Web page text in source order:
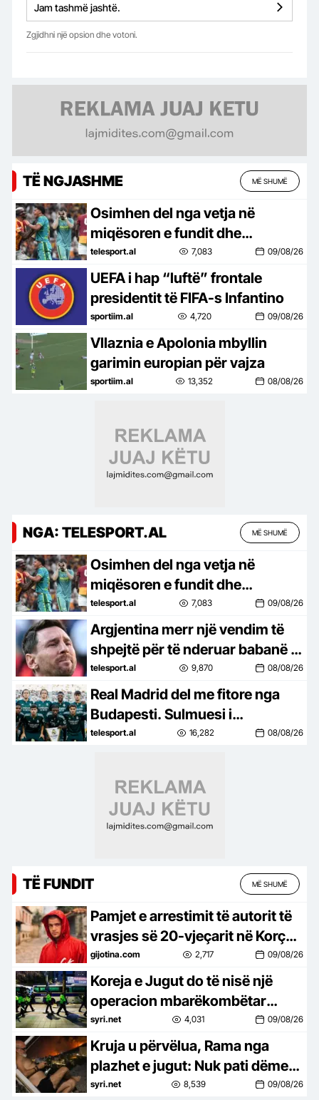
Jam tashmë jashtë.
Zgjidhni një opsion dhe votoni.
TË NGJASHME MË SHUMË
Osimhen del nga vetja në
miqësoren e fundit dhe
shkakton një kaos të vërtetë në
fushë (video)
telesport.al 7,083 09/08/26
UEFA i hap “luftë” frontale
presidentit të FIFA-s Infantino
sportiim.al 4,720 09/08/26
Vllaznia e Apolonia mbyllin
garimin europian për vajza
sportiim.al 13,352 08/08/26
NGA: TELESPORT.AL MË SHUMË
Osimhen del nga vetja në
miqësoren e fundit dhe
shkakton një kaos të vërtetë në
fushë (video)
telesport.al 7,083 09/08/26
Argjentina merr një vendim të
shpejtë për të nderuar babanë e
Messit. Hyn direkt në fuqi
telesport.al 9,870 08/08/26
Real Madrid del me fitore nga
Budapesti. Sulmuesi i
transferuar këtë verë e bën
telesport.al 16,282 08/08/26
TË FUNDIT MË SHUMË
Pamjet e arrestimit të autorit të
vrasjes së 20-vjeçarit në Korçë
(VIDEO)
gijotina.com 2,717 09/08/26
Koreja e Jugut do të nisë një
operacion mbarëkombëtar
kundër krimit të organizuar
syri.net 4,031 09/08/26
Kruja u përvëlua, Rama nga
plazhet e jugut: Nuk pati dëme…
syri.net 8,539 09/08/26